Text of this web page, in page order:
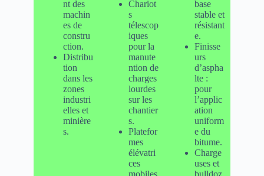
nt des
machin
es de
constru
ction.
Distribu
tion
dans les
zones
industri
elles et
minière
s.
Chariot
s
télescop
iques
pour la
manute
ntion de
charges
lourdes
sur les
chantier
s.
Platefor
mes
élévatri
ces
mobiles
base
stable et
résistant
e.
Finisse
urs
d’aspha
lte :
pour
l’applic
ation
uniform
e du
bitume.
Charge
uses et
bulldoz